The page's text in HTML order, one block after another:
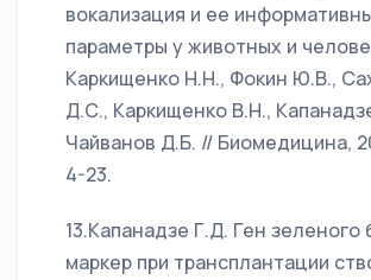
вокализация и ее
параметры у животных и
Каркищенко Н.Н., Фокин Ю.В.,
Д.С., Каркищенко В.Н.,
Чайванов Д.Б. // Биомедицина,
4-23.
13.Капанадзе Г.Д. Ген зеленого
маркер при трансплантации